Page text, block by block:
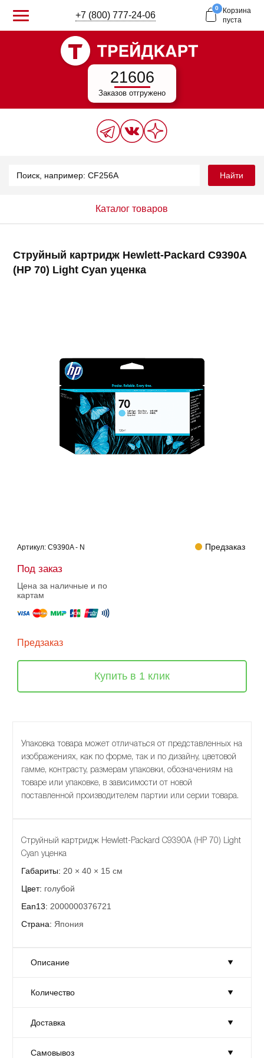
+7 (800) 777-24-06
0
Корзина
пуста
21606
Заказов отгружено
Найти
Каталог товаров
Струйный картридж Hewlett-Packard C9390A
(HP 70) Light Cyan уценка
Артикул:C9390A - N Предзаказ
Под заказ
Цена за наличные и по
картам
Предзаказ
Купить в 1 клик
Упаковка товара может отличаться от представленных на
изображениях, как по форме, так и по дизайну, цветовой
гамме, контрасту, размерам упаковки, обозначениям на
товаре или упаковке, в зависимости от новой
поставленной производителем партии или серии товара.
Струйный картридж Hewlett-Packard C9390A (HP 70) Light
Cyan уценка
Габариты: 20 × 40 × 15 см
Цвет: голубой
Ean13: 2000000376721
Страна: Япония
Описание
Струйный картридж Hewlett-Packard C9390A (HP 70) Light
Габариты: 20 × 40 × 15 см
Количество
Количество:
Доставка
Самовывоз